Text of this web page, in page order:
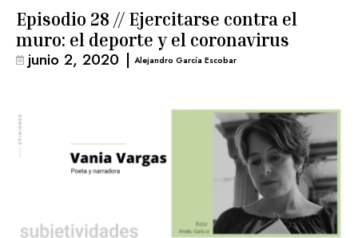
Episodio 28 // Ejercitarse contra el
muro: el deporte y el coronavirus
junio 2, 2020 | Alejandro García Escobar